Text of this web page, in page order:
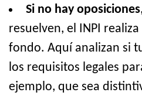
Si no hay oposiciones
resuelven, el INPI
fondo. Aquí analizan si
los requisitos legales
ejemplo, que sea